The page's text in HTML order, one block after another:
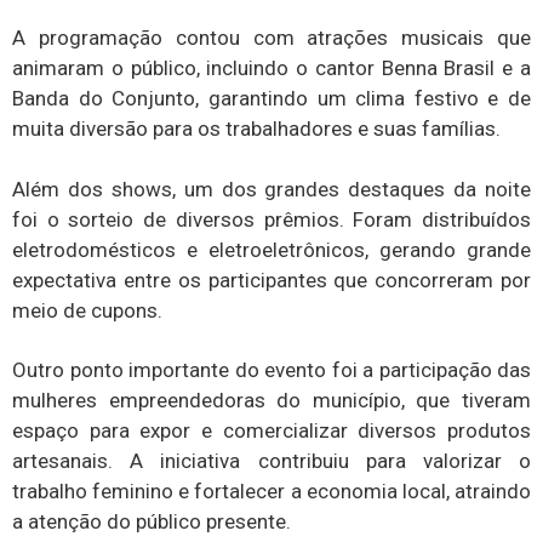
A programação contou com atrações musicais que
animaram o público, incluindo o cantor Benna Brasil e a
Banda do Conjunto, garantindo um clima festivo e de
muita diversão para os trabalhadores e suas famílias.
Além dos shows, um dos grandes destaques da noite
foi o sorteio de diversos prêmios. Foram distribuídos
eletrodomésticos e eletroeletrônicos, gerando grande
expectativa entre os participantes que concorreram por
meio de cupons.
Outro ponto importante do evento foi a participação das
mulheres empreendedoras do município, que tiveram
espaço para expor e comercializar diversos produtos
artesanais. A iniciativa contribuiu para valorizar o
trabalho feminino e fortalecer a economia local, atraindo
a atenção do público presente.